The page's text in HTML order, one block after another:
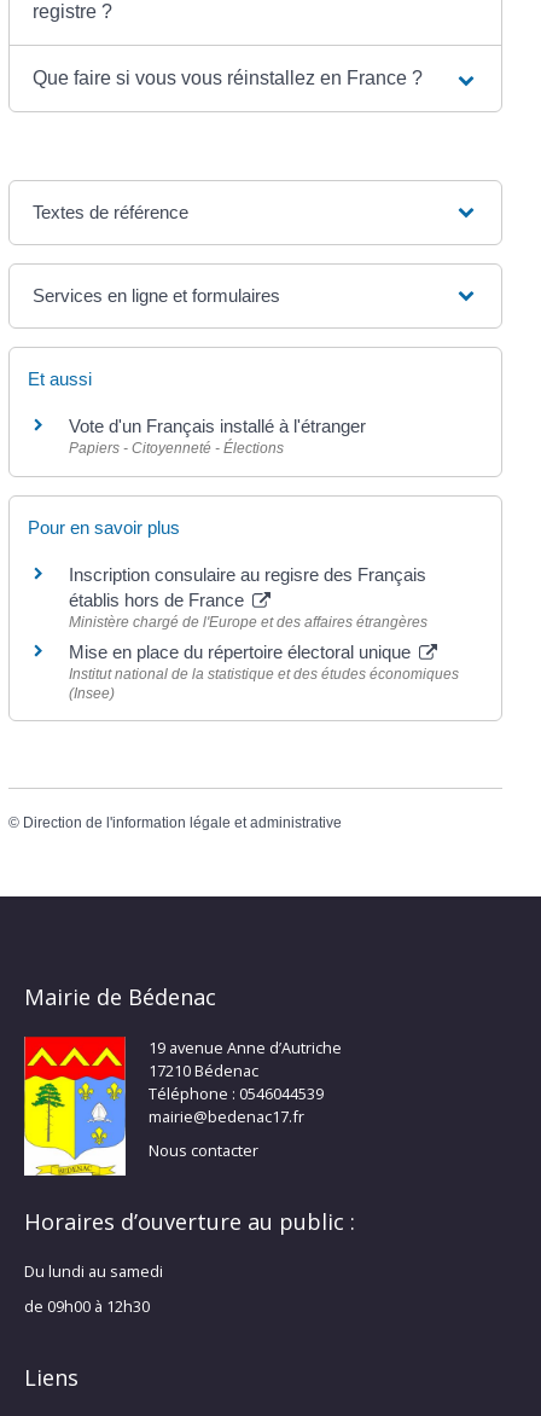
registre ?
Que faire si vous vous réinstallez en France ?
Textes de référence
Services en ligne et formulaires
Et aussi
Vote d'un Français installé à l'étranger
Papiers - Citoyenneté - Élections
Pour en savoir plus
Inscription consulaire au regisre des Français
établis hors de France
Ministère chargé de l'Europe et des affaires étrangères
Mise en place du répertoire électoral unique
Institut national de la statistique et des études économiques
(Insee)
© Direction de l'information légale et administrative
Mairie de Bédenac
19 avenue Anne d’Autriche
17210 Bédenac
Téléphone : 0546044539
mairie@bedenac17.fr
Nous contacter
Horaires d’ouverture au public :
Du lundi au samedi
de 09h00 à 12h30
Liens